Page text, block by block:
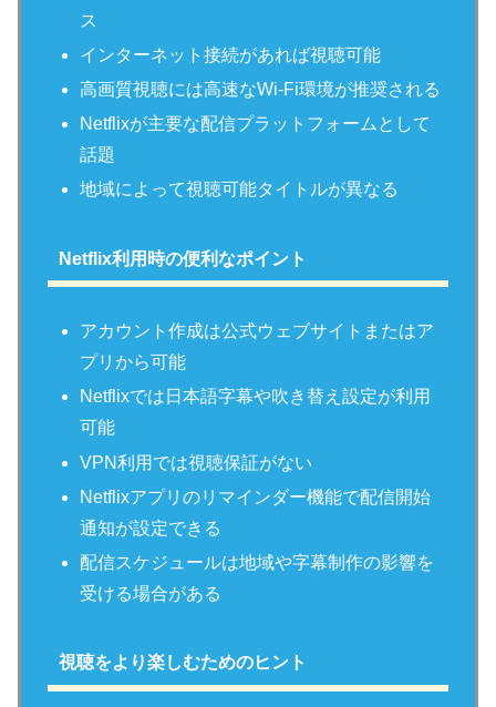
ス
インターネット接続があれば視聴可能
高画質視聴には高速なWi-Fi環境が推奨される
Netflixが主要な配信プラットフォームとして
話題
地域によって視聴可能タイトルが異なる
Netflix利用時の便利なポイント
アカウント作成は公式ウェブサイトまたはア
プリから可能
Netflixでは日本語字幕や吹き替え設定が利用
可能
VPN利用では視聴保証がない
Netflixアプリのリマインダー機能で配信開始
通知が設定できる
配信スケジュールは地域や字幕制作の影響を
受ける場合がある
視聴をより楽しむためのヒント